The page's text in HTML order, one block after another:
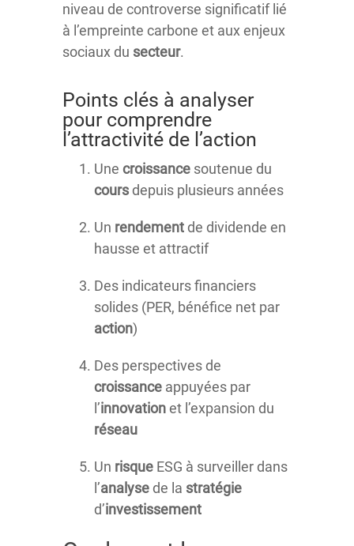
niveau de controverse significatif lié
à l’empreinte carbone et aux enjeux
sociaux du secteur.
Points clés à analyser
pour comprendre
l’attractivité de l’action
Une croissance soutenue du
cours depuis plusieurs années
Un rendement de dividende en
hausse et attractif
Des indicateurs financiers
solides (PER, bénéfice net par
action)
Des perspectives de
croissance appuyées par
l’innovationet l’expansion du
réseau
Un risque ESG à surveiller dans
l’analyse de la stratégie
d’investissement